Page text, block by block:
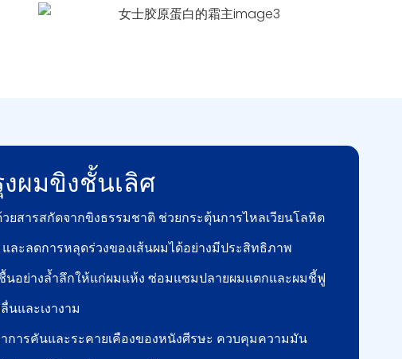
ผมขิงชั้นเลิศ
ยสารสกัดจากขิงธรรมชาติ ช่วยกระตุ้นการไหลเวียนโลหิต
ละลดการหลุดร่วงของเส้นผมได้อย่างมีประสิทธิภาพ
นอย่างล้ำลึกให้แก่ผมแห้ง ซ่อมแซมปลายผมแตกและผมชี้ฟู
นและเงางาม
าการคันและระคายเคืองของหนังศีรษะ ควบคุมความมัน